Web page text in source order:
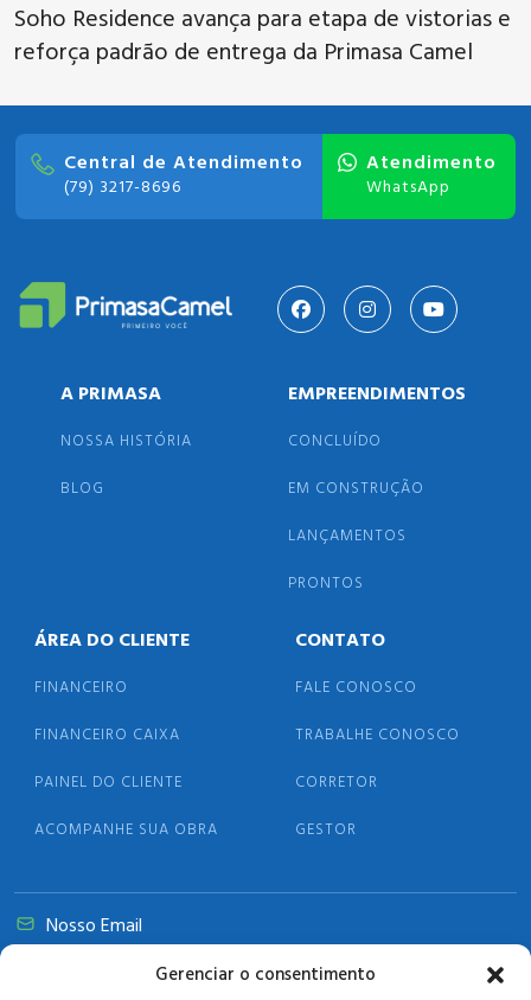
Gerenciar o consentimento
Soho Residence avança para etapa de vistorias e
reforça padrão de entrega da Primasa Camel
Central de Atendimento
(79) 3217-8696
Atendimento
WhatsApp
A PRIMASA
NOSSA HISTÓRIA
BLOG
EMPREENDIMENTOS
CONCLUÍDO
EM CONSTRUÇÃO
LANÇAMENTOS
PRONTOS
ÁREA DO CLIENTE
FINANCEIRO
FINANCEIRO CAIXA
PAINEL DO CLIENTE
ACOMPANHE SUA OBRA
CONTATO
FALE CONOSCO
TRABALHE CONOSCO
CORRETOR
GESTOR
Nosso Email